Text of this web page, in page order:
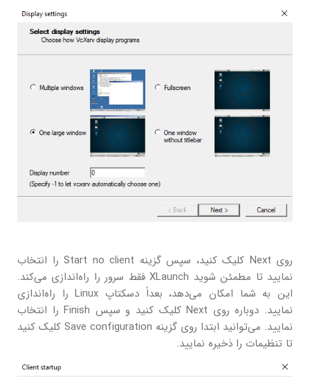
روی Next کلیک کنید، سپس گزینه Start no client را انتخاب
نمایید تا مطمئن شوید XLaunch فقط سرور را راه‌اندازی می‌کند.
این به شما امکان می‌دهد، بعداً دسکتاپ Linux را راه‌اندازی
نمایید. دوباره روی Next کلیک کنید و سپس Finish را انتخاب
نمایید. می‌توانید ابتدا روی گزینه Save configuration کلیک کنید
تا تنظیمات را ذخیره نمایید.